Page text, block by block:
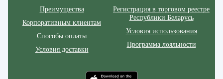
Преимущества
Корпоративным клиентам
Способы оплаты
Условия доставки
Регистрация в торговом реестре
Республики Беларусь
Условия использования
Программа лояльности